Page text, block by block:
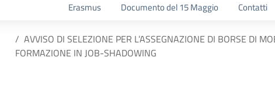
Erasmus Documento del 15 Maggio Contatti
AVVISO DI SELEZIONE PER L’ASSEGNAZIONE DI BORSE DI
FORMAZIONE IN JOB-SHADOWING